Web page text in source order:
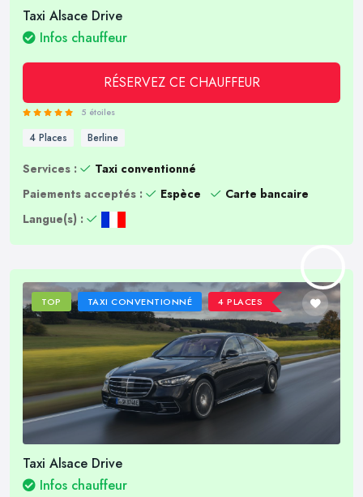
Taxi Alsace Drive
Infos chauffeur
RÉSERVEZ CE CHAUFFEUR
5 étoiles
4 Places Berline
Services :
Taxi conventionné
Paiements acceptés :
Espèce
Carte bancaire
Langue(s) :
TOP TAXI CONVENTIONNÉ 4 PLACES
Taxi Alsace Drive
Infos chauffeur